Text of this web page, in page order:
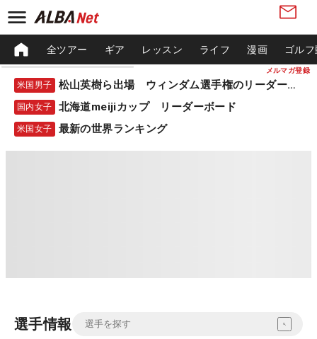
メルマガ登録
全ツアー ギア レッスン ライフ 漫画 ゴル
米国男子 松山英樹ら出場 ウィンダム選手権のリーダーボード
国内女子 北海道meijiカップ リーダーボード
米国女子 最新の世界ランキング
選手情報